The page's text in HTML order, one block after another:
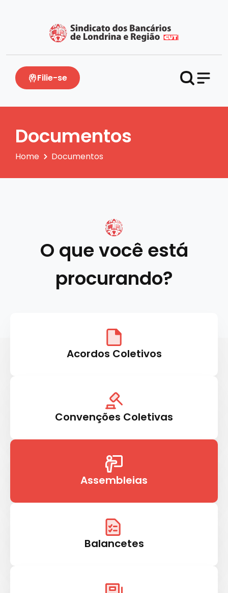
Filie-se
Documentos
Home Documentos
O que você está
procurando?
Acordos Coletivos
Convenções Coletivas
Assembleias
Balancetes